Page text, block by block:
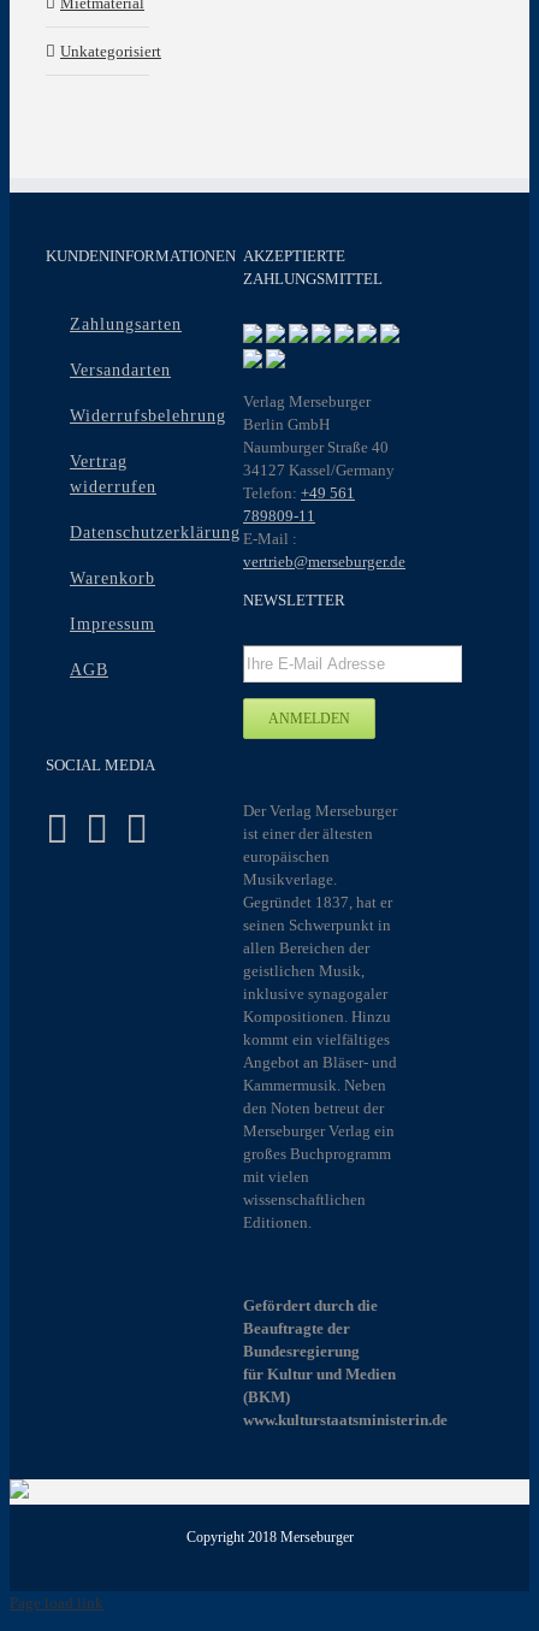
Unkategorisiert
KUNDENINFORMATIONEN
Zahlungsarten
Versandarten
Widerrufsbelehrung
Vertrag
widerrufen
Datenschutzerklärung
Warenkorb
Impressum
AGB
SOCIAL MEDIA
AKZEPTIERTE
ZAHLUNGSMITTEL
Verlag Merseburger
Berlin GmbH
Naumburger Straße 40
34127 Kassel/Germany
Telefon: +49 561
789809-11
E-Mail :
vertrieb@merseburger.de
NEWSLETTER
Der Verlag Merseburger
ist einer der ältesten
europäischen
Musikverlage.
Gegründet 1837, hat er
seinen Schwerpunkt in
allen Bereichen der
geistlichen Musik,
inklusive synagogaler
Kompositionen. Hinzu
kommt ein vielfältiges
Angebot an Bläser- und
Kammermusik. Neben
den Noten betreut der
Merseburger Verlag ein
großes Buchprogramm
mit vielen
wissenschaftlichen
Editionen.
Gefördert durch die
Beauftragte der
Bundesregierung
für Kultur und Medien
(BKM)
www.kulturstaatsministerin.de
Copyright 2018 Merseburger
Page load link